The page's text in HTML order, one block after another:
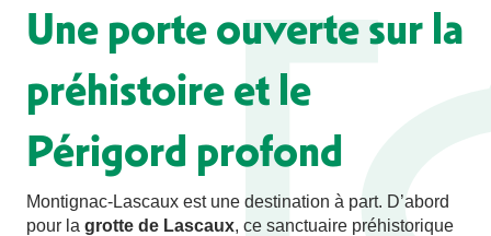
Une porte ouverte sur la
préhistoire et le
Périgord profond
Montignac-Lascaux est une destination à part. D’abord
pour la grotte de Lascaux, ce sanctuaire préhistorique